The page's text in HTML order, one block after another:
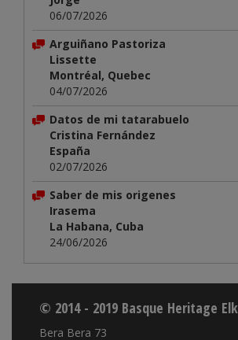
06/07/2026
Arguiñano Pastoriza
Lissette
Montréal, Quebec
04/07/2026
Datos de mi tatarabuelo
Cristina Fernández
España
02/07/2026
Saber de mis origenes
Irasema
La Habana, Cuba
24/06/2026
© 2014 - 2019 Basque Heritage
Bera Bera 73